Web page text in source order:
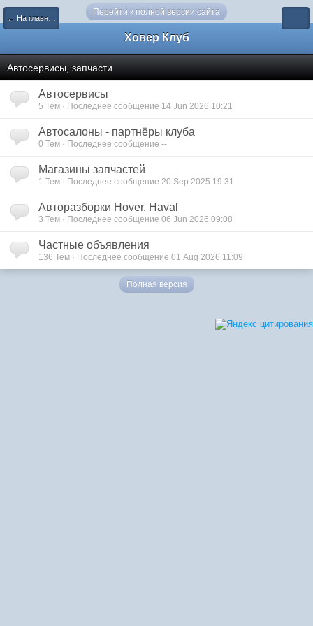
Перейти к полной версии сайта
← На главную
Ховер Клуб
Автосервисы, запчасти
Автосервисы
5 Тем · Последнее сообщение 14 Jun 2026 10:21
Автосалоны - партнёры клуба
0 Тем · Последнее сообщение --
Магазины запчастей
1 Тем · Последнее сообщение 20 Sep 2025 19:31
Авторазборки Hover, Haval
3 Тем · Последнее сообщение 06 Jun 2026 09:08
Частные объявления
136 Тем · Последнее сообщение 01 Aug 2026 11:09
Полная версия